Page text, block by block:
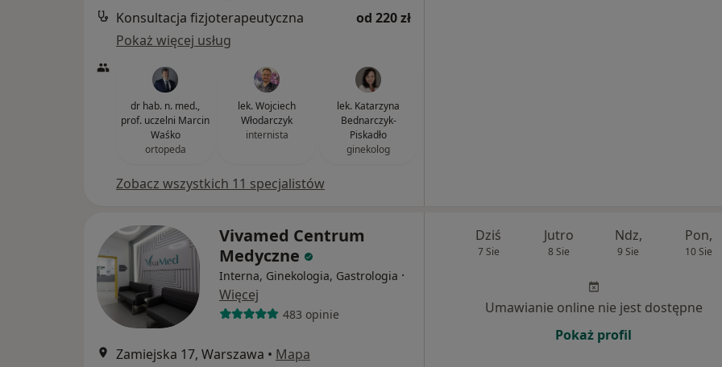
Konsultacja fizjoterapeutyczna
od 220 zł
Pokaż więcej usług
dr hab. n. med.,
prof. uczelni Marcin
Waśko
ortopeda
lek. Wojciech
Włodarczyk
internista
lek. Katarzyna
Bednarczyk-
Piskadło
ginekolog
Zobacz wszystkich 11 specjalistów
Vivamed Centrum
Medyczne
Interna, Ginekologia, Gastrologia ·
Więcej
483 opinie
Zamiejska 17, Warszawa • Mapa
Dziś
7 Sie
Jutro
8 Sie
Ndz,
9 Sie
Pon,
10 Sie
Umawianie online nie jest dostępne
Pokaż profil